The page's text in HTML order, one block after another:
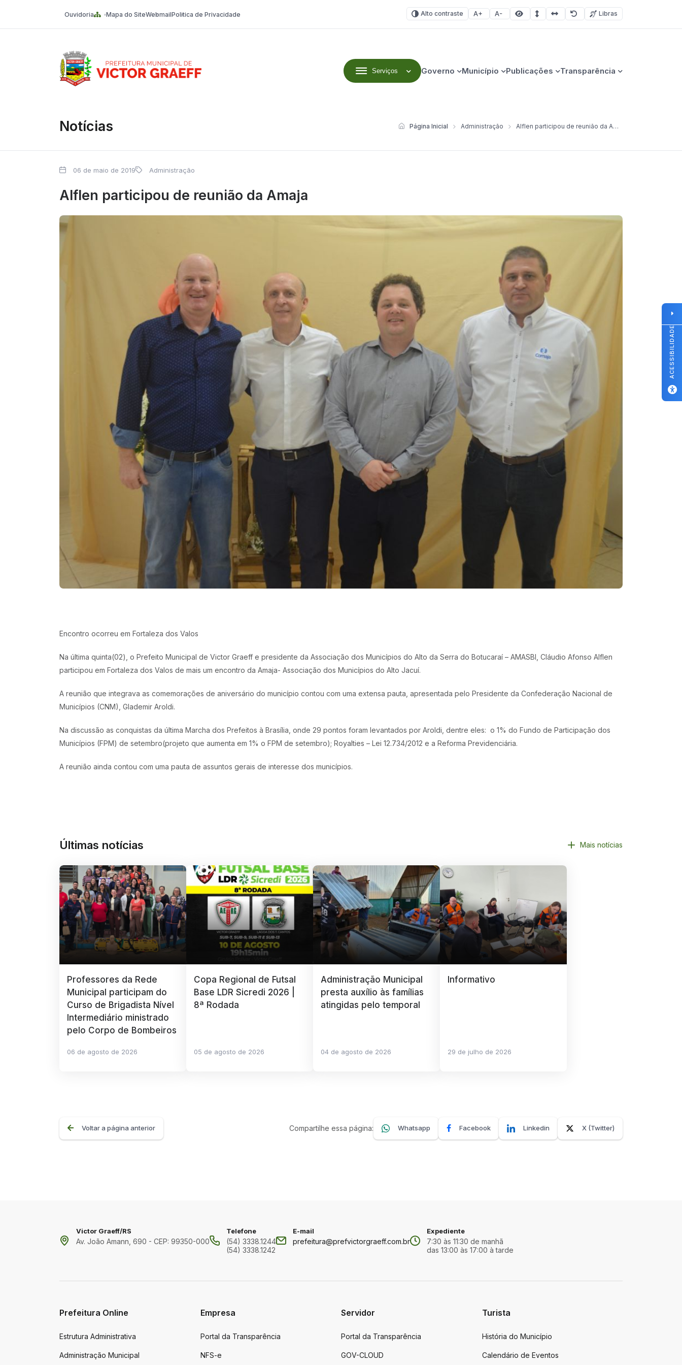
Ouvidoria Mapa do SiteWebmailPolitica de Privacidade Alto contraste Aumentar fonte
Diminuir fonteÁrea selecionada
Espaçamento de linha
Espaço dos caracteres
RedefinirLibras
Serviços Governo Município Publicações Transparência
Notícias Página Inicial Administração Alflen participou de reunião da Amaja
06 de maio de 2019 Administração
Alflen participou de reunião da Amaja
Encontro ocorreu em Fortaleza dos Valos
Na última quinta(02), o Prefeito Municipal de Victor Graeff e presidente da Associação dos Municípios do Alto da Serra do Botucaraí – AMASBI, Cláudio Afonso Alflen
participou em Fortaleza dos Valos de mais um encontro da Amaja- Associação dos Municípios do Alto Jacuí.
A reunião que integrava as comemorações de aniversário do município contou com uma extensa pauta, apresentada pelo Presidente da Confederação Nacional de
Municípios (CNM), Glademir Aroldi.
Na discussão as conquistas da última Marcha dos Prefeitos à Brasília, onde 29 pontos foram levantados por Aroldi, dentre eles: o 1% do Fundo de Participação dos
Municípios (FPM) de setembro(projeto que aumenta em 1% o FPM de setembro); Royalties – Lei 12.734/2012 e a Reforma Previdenciária.
A reunião ainda contou com uma pauta de assuntos gerais de interesse dos municípios.
Últimas notícias Mais notícias
Professores da Rede
Municipal participam do
Curso de Brigadista Nível
Intermediário ministrado
pelo Corpo de Bombeiros
06 de agosto de 2026
Copa Regional de Futsal
Base LDR Sicredi 2026 |
8ª Rodada
05 de agosto de 2026
Administração Municipal
presta auxílio às famílias
atingidas pelo temporal
04 de agosto de 2026
Informativo
29 de julho de 2026
Voltar a página anterior Compartilhe essa página: Whatsapp Facebook Linkedin X (Twitter)
Victor Graeff/RS
Av. João Amann, 690 - CEP: 99350-000
Telefone
(54) 3338.1244
(54) 3338.1242
E-mail
prefeitura@prefvictorgraeff.com.br
Expediente
7:30 às 11:30 de manhã
das 13:00 às 17:00 à tarde
Prefeitura Online
Estrutura Administrativa
Administração Municipal
Empresa
Portal da Transparência
NFS-e
Servidor
Portal da Transparência
GOV-CLOUD
Turista
História do Município
Calendário de Eventos
ACESSIBILIDADE